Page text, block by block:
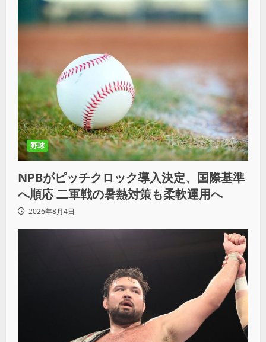
野球
NPBがピッチクロック導入決定、国際基準
へ順応 二軍戦の暑熱対策も柔軟運用へ
2026年8月4日